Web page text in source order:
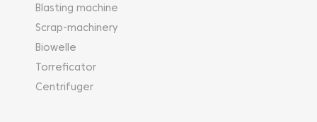
Blasting machine
Scrap-machinery
Biowelle
Torreficator
Centrifuger